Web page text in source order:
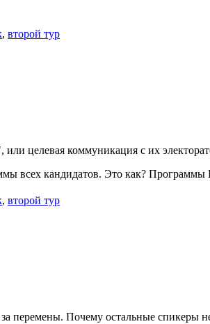
, второй тур
целевая коммуникация с их
всех кандидатов. Это как?
, второй тур
перемены. Почему остальные спикеры